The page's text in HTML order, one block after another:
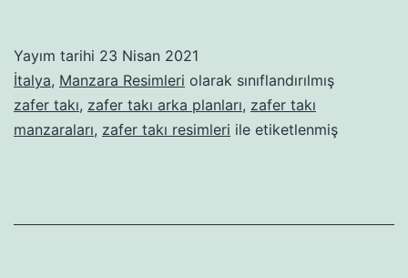
Yayım tarihi 23 Nisan 2021
İtalya, Manzara Resimleri olarak sınıflandırılmış
zafer takı, zafer takı arka planları, zafer takı
manzaraları, zafer takı resimleri ile etiketlenmiş